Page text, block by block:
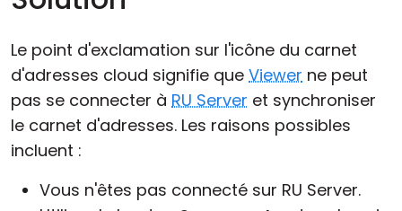
Le point d'exclamation sur l'icône du carnet
d'adresses cloud signifie que Viewer ne peut
pas se connecter à RU Server et synchroniser
le carnet d'adresses. Les raisons possibles
incluent :
Vous n'êtes pas connecté sur RU Server.